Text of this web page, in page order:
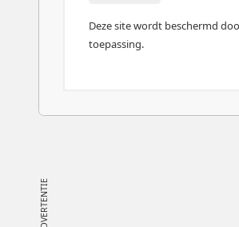
Deze site wordt beschermd
toepassing.